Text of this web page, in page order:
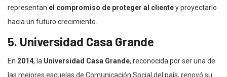
representan el compromiso de proteger al clientey proyectarlo
hacia un futuro crecimiento.
5. Universidad Casa Grande
En 2014, la Universidad Casa Grande, reconocida por ser una de
las mejores escuelas de Comunicación Social del país, renovó su